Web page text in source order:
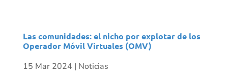
Las comunidades: el nicho por explotar de los
Operador Móvil Virtuales (OMV)
15 Mar 2024 | Noticias